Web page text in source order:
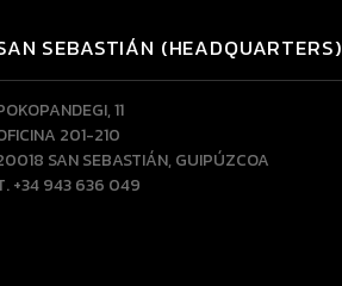
SEBASTIÁN (HEADQUARTERS)
11
201-210
SAN SEBASTIÁN, GUIPÚZCOA
+34 943 636 049